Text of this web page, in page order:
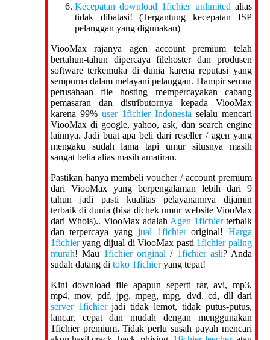
Kecepatan download 1fichier unlimited alias
tidak dibatasi! (Tergantung kecepatan ISP
pelanggan yang digunakan)
ViooMax rajanya agen account premium telah
bertahun-tahun dipercaya filehoster dan produsen
software terkemuka di dunia karena reputasi yang
sempurna dalam melayani pelanggan. Hampir semua
perusahaan file hosting mempercayakan cabang
pemasaran dan distributornya kepada ViooMax
karena 99% user 1fichier Indonesia selalu mencari
ViooMax di google, yahoo, ask, dan search engine
lainnya. Jadi buat apa beli dari reseller / agen yang
mengaku sudah lama tapi umur situsnya masih
sangat belia alias masih amatiran.
Pastikan hanya membeli voucher / account premium
dari ViooMax yang berpengalaman lebih dari 9
tahun jadi pasti kualitas pelayanannya dijamin
terbaik di dunia (bisa dichek umur website ViooMax
dari Whois).. ViooMax adalah Agen 1fichierterbaik
dan terpercaya yang jual 1fichieroriginal!Harga
1fichieryang dijual di ViooMax pasti 1fichier paling
murah! Mau 1fichier original / 1fichier asli? Anda
sudah datang di toko 1fichieryang tepat!
Kini download file apapun seperti rar, avi, mp3,
mp4, mov, pdf, jpg, mpeg, mpg, dvd, cd, dll dari
server 1fichierjadi tidak lemot, tidak putus-putus,
lancar, cepat dan mudah dengan menggunakan
1fichier premium. Tidak perlu susah payah mencari